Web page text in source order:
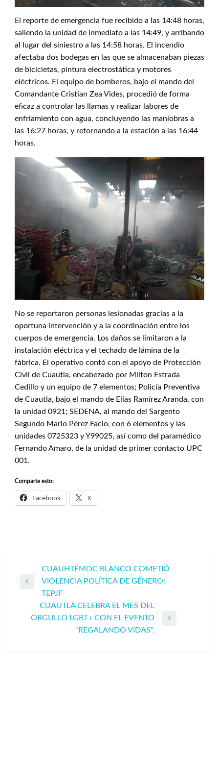
El reporte de emergencia fue recibido a las 14:48 horas,
saliendo la unidad de inmediato a las 14:49, y arribando
al lugar del siniestro a las 14:58 horas. El incendio
afectaba dos bodegas en las que se almacenaban piezas
de bicicletas, pintura electrostática y motores
eléctricos. El equipo de bomberos, bajo el mando del
Comandante Cristian Zea Vides, procedió de forma
eficaz a controlar las llamas y realizar labores de
enfriamiento con agua, concluyendo las maniobras a
las 16:27 horas, y retornando a la estación a las 16:44
horas.
No se reportaron personas lesionadas gracias a la
oportuna intervención y a la coordinación entre los
cuerpos de emergencia. Los daños se limitaron a la
instalación eléctrica y el techado de lámina de la
fábrica. El operativo contó con el apoyo de Protección
Civil de Cuautla, encabezado por Milton Estrada
Cedillo y un equipo de 7 elementos; Policía Preventiva
de Cuautla, bajo el mando de Elías Ramírez Aranda, con
la unidad 0921; SEDENA, al mando del Sargento
Segundo Mario Pérez Facio, con 6 elementos y las
unidades 0725323 y Y99025, así como del paramédico
Fernando Amaro, de la unidad de primer contacto UPC
001.
Comparte esto:
Facebook X
Navegación
de
entradas
CUAUHTÉMOC BLANCO COMETIÓ
VIOLENCIA POLÍTICA DE GÉNERO:
TEPJF
CUAUTLA CELEBRA EL MES DEL
ORGULLO LGBT+ CON EL EVENTO
“REGALANDO VIDAS”.